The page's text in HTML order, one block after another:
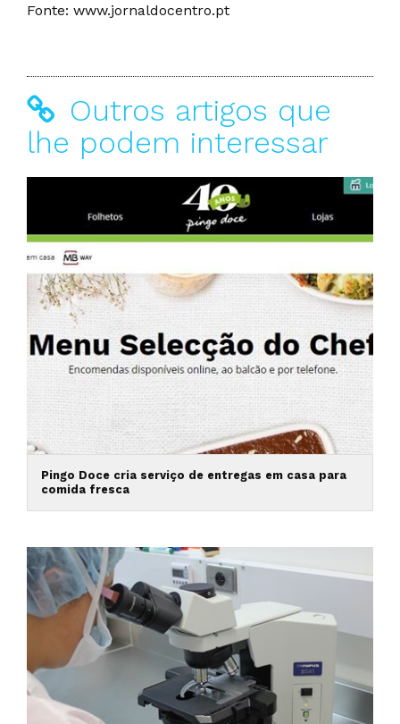
Fonte: www.jornaldocentro.pt
Outros artigos que
lhe podem interessar
Pingo Doce cria serviço de entregas em casa para
comida fresca